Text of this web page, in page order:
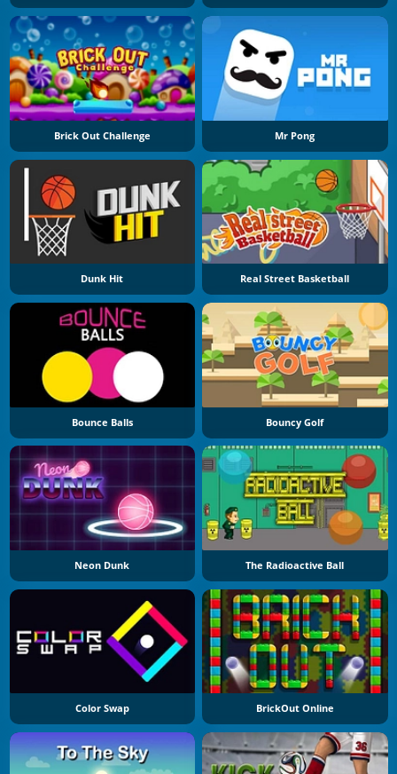
Brick Out Challenge Mr Pong
Dunk Hit Real Street Basketball
Bounce Balls Bouncy Golf
Neon Dunk The Radioactive Ball
Color Swap BrickOut Online